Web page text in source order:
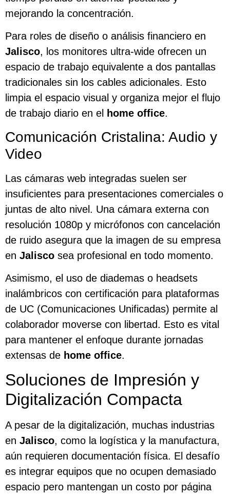
mejorando la concentración.
Para roles de diseño o análisis financiero en
Jalisco, los monitores ultra-wide ofrecen un
espacio de trabajo equivalente a dos pantallas
tradicionales sin los cables adicionales. Esto
limpia el espacio visual y organiza mejor el flujo
de trabajo diario en el
home office.
Comunicación Cristalina: Audio y
Video
Las cámaras web integradas suelen ser
insuficientes para presentaciones comerciales o
juntas de alto nivel. Una cámara externa con
resolución 1080p y micrófonos con cancelación
de ruido asegura que la imagen de su empresa
en Jalisco sea profesional en todo momento.
Asimismo, el uso de diademas o headsets
inalámbricos con certificación para plataformas
de UC (Comunicaciones Unificadas) permite al
colaborador moverse con libertad. Esto es vital
para mantener el enfoque durante jornadas
extensas de home office.
Soluciones de Impresión y
Digitalización Compacta
A pesar de la digitalización, muchas industrias
en Jalisco, como la logística y la manufactura,
aún requieren documentación física. El desafío
es integrar equipos que no ocupen demasiado
espacio pero mantengan un costo por página